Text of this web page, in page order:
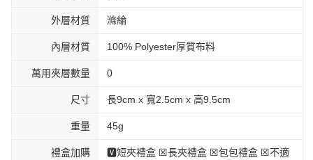
外層材質 滌綸
內層材質 100% Polyester厚質布料
萬用夾層數量 0
尺寸 長9cm x 寬2.5cm x 高9.5cm
重量 45g
禮盒加購
🆅短夾禮盒 ☒長夾禮盒 ☒包包禮盒 ☒不適